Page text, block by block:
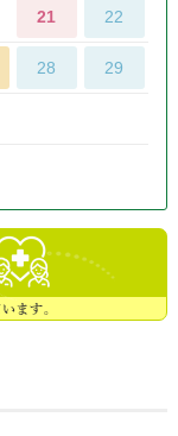
21 22
28 29